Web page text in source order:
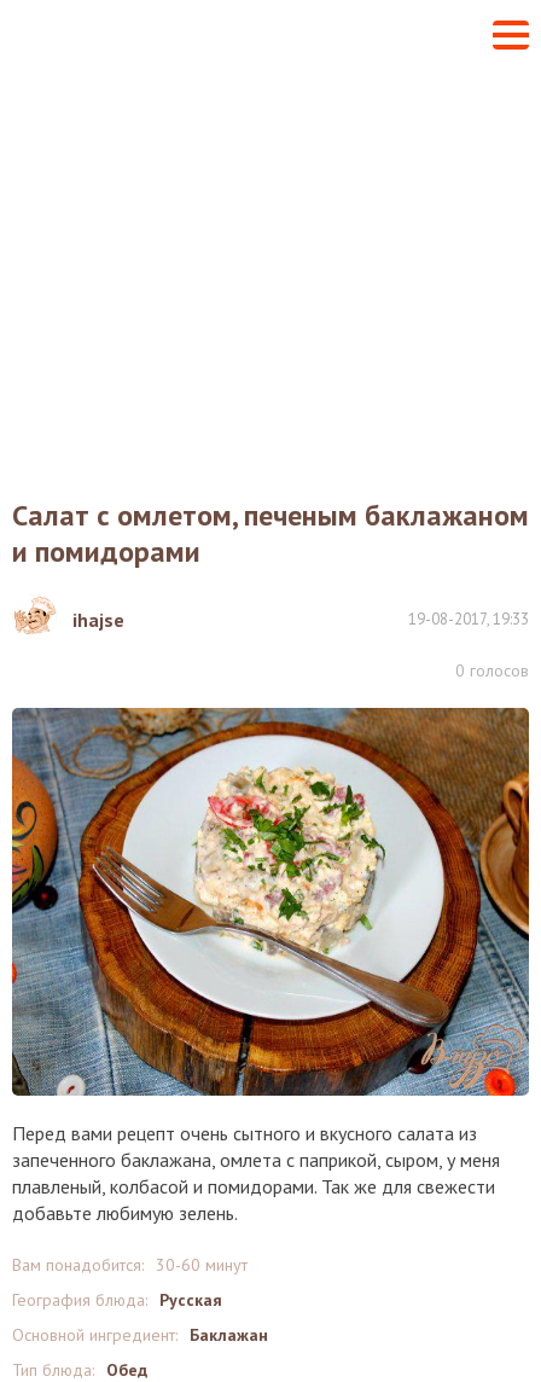
Салат с омлетом, печеным баклажаном
и помидорами
ihajse 19-08-2017, 19:33
0 голосов
Перед вами рецепт очень сытного и вкусного салата из
запеченного баклажана, омлета с паприкой, сыром, у меня
плавленый, колбасой и помидорами. Так же для свежести
добавьте любимую зелень.
Вам понадобится:
30-60 минут
География блюда:
Русская
Основной ингредиент:
Баклажан
Тип блюда:
Обед